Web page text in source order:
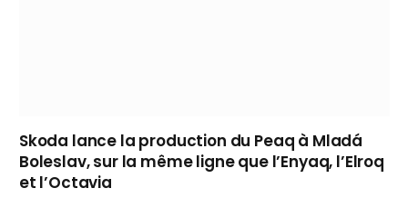
Skoda lance la production du Peaq à Mladá
Boleslav, sur la même ligne que l’Enyaq, l’Elroq
et l’Octavia